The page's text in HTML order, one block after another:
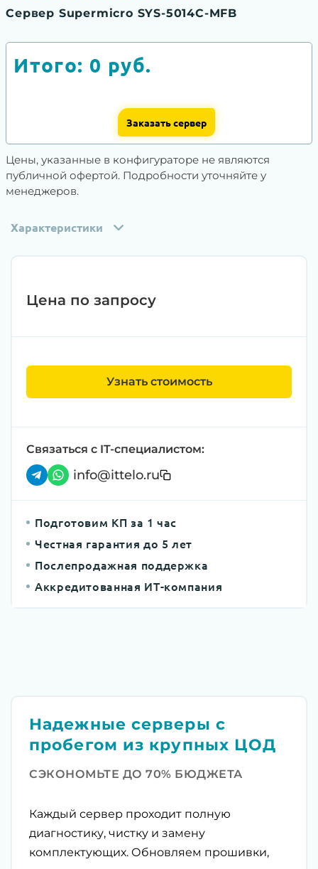
Сервер Supermicro SYS-5014C-MFB
Итого: 0 руб.
Заказать сервер
Цены, указанные в конфигураторе не являются
публичной офертой. Подробности уточняйте у
менеджеров.
Характеристики
Цена по запросу
Узнать стоимость
Связаться с IT-специалистом:
info@ittelo.ru
Подготовим КП за 1 час
Честная гарантия до 5 лет
Послепродажная поддержка
Аккредитованная ИТ-компания
Надежные серверы с
пробегом из крупных ЦОД
СЭКОНОМЬТЕ ДО 70% БЮДЖЕТА
Каждый сервер проходит полную
диагностику, чистку и замену
комплектующих. Обновляем прошивки,